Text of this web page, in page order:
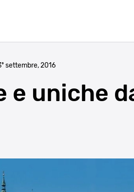
settembre, 2016
uniche